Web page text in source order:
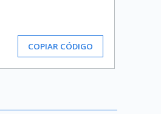
COPIAR CÓDIGO